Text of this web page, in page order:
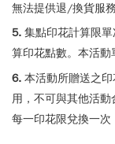
無法提供退/換貨服務
5. 集點印花計算限
算印花點數。本活動
6. 本活動所贈送之
用，不可與其他活動
每一印花限兌換一次